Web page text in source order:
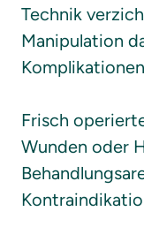
Technik
Manipulation
Frisch
Wunden oder